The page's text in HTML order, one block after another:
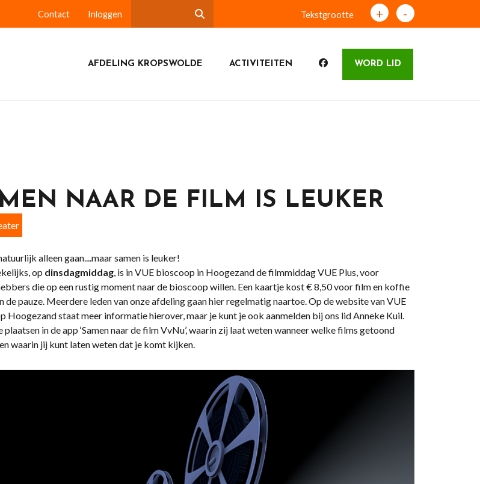
Contact Inloggen Tekstgrootte + -
AFDELING KROPSWOLDE ACTIVITEITEN WORD LID
NAAR DE FILM IS LEUKER
alleen gaan....maar samen is leuker!
op dinsdagmiddag, is in VUE bioscoop in Hoogezand de filmmiddag VUE Plus, voor
die op een rustig moment naar de bioscoop willen. Een kaartje kost € 8,50 voor film en koffie
de pauze. Meerdere leden van onze afdeling gaan hier regelmatig naartoe. Op de website van VUE
Hoogezand staat meer informatie hierover, maar je kunt je ook aanmelden bij ons lid Anneke Kuil.
plaatsen in de app ‘Samen naar de film VvNu’, waarin zij laat weten wanneer welke films getoond
waarin jij kunt laten weten dat je komt kijken.